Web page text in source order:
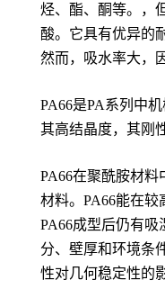
烃、酯、酮等。，
酸。它具有优异的
然而，吸水率大，
PA66是PA系列中
其高结晶度，其刚
PA66在聚酰胺材
材料。PA66能在较
PA66成型后仍有
分、壁厚和环境条
性对几何稳定性的